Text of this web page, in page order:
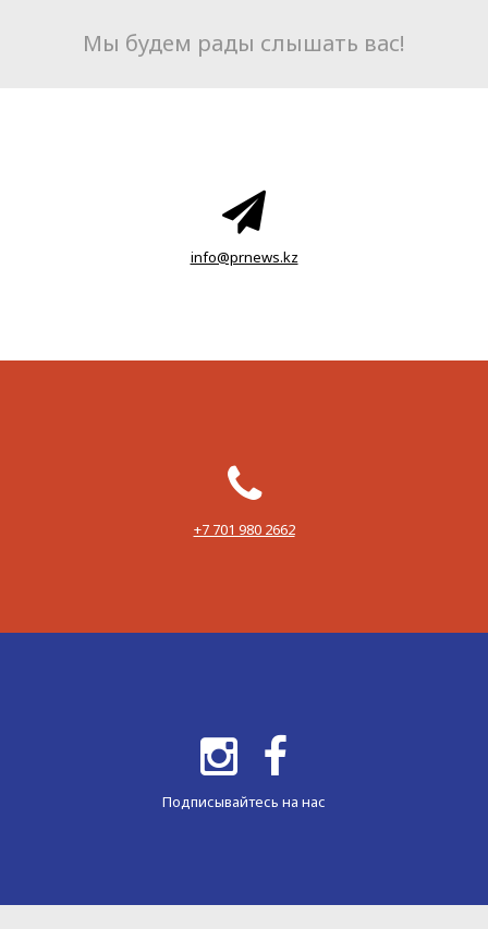
Мы будем рады слышать вас!
info@prnews.kz
‪+7 701 980 2662‬
Подписывайтесь на нас